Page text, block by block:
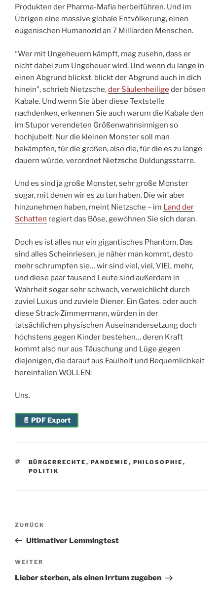
Produkten der Pharma-Mafia herbeiführen. Und im
Übrigen eine massive globale Entvölkerung, einen
eugenischen Humanozid an 7 Milliarden Menschen.
“Wer mit Ungeheuern kämpft, mag zusehn, dass er
nicht dabei zum Ungeheuer wird. Und wenn du lange in
einen Abgrund blickst, blickt der Abgrund auch in dich
hinein”, schrieb Nietzsche,der Säulenheilige der bösen
Kabale. Und wenn Sie über diese Textstelle
nachdenken, erkennen Sie auch warum die Kabale den
im Stupor verendeten Größenwahnsinnigen so
hochjubelt: Nur die kleinen Monster soll man
bekämpfen, für die großen, also die, für die es zu lange
dauern würde, verordnet Nietzsche Duldungsstarre.
Und es sind ja große Monster, sehr große Monster
sogar, mit denen wir es zu tun haben. Die wir aber
hinzunehmen haben, meint Nietzsche – im Land der
Schatten regiert das Böse, gewöhnen Sie sich daran.
Doch es ist alles nur ein gigantisches Phantom. Das
sind alles Scheinriesen, je näher man kommt, desto
mehr schrumpfen sie… wir sind viel, viel, VIEL mehr,
und diese paar tausend Leute sind außerdem in
Wahrheit sogar sehr schwach, verweichlicht durch
zuviel Luxus und zuviele Diener. Ein Gates, oder auch
diese Strack-Zimmermann, würden in der
tatsächlichen physischen Auseinandersetzung doch
höchstens gegen Kinder bestehen… deren Kraft
kommt also nur aus Täuschung und Lüge gegen
diejenigen, die darauf aus Faulheit und Bequemlichkeit
hereinfallen WOLLEN:
Uns.
📄 PDF Export
SCHLAGWÖRTER
BÜRGERRECHTE , PANDEMIE , PHILOSOPHIE ,
POLITIK
Beitragsnavigation
Vorheriger
Beitrag
ZURÜCK
Ultimativer Lemmingtest
Nächster
Beitrag
WEITER
Lieber sterben, als einen Irrtum zugeben